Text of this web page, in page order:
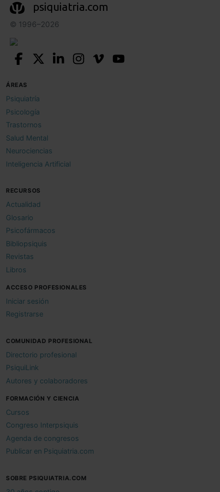
psiquiatria.com
© 1996–2026
ÁREAS
Psiquiatría
Psicología
Trastornos
Salud Mental
Neurociencias
Inteligencia Artificial
RECURSOS
Actualidad
Glosario
Psicofármacos
Bibliopsiquis
Revistas
Libros
ACCESO PROFESIONALES
Iniciar sesión
Registrarse
COMUNIDAD PROFESIONAL
Directorio profesional
PsiquiLink
Autores y colaboradores
FORMACIÓN Y CIENCIA
Cursos
Congreso Interpsiquis
Agenda de congresos
Publicar en Psiquiatria.com
SOBRE PSIQUIATRIA.COM